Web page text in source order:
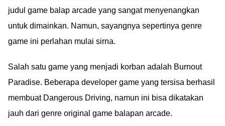
judul game balap arcade yang sangat menyenangkan
untuk dimainkan. Namun, sayangnya sepertinya genre
game ini perlahan mulai sirna.
Salah satu game yang menjadi korban adalah Burnout
Paradise. Beberapa developer game yang tersisa berhasil
membuat Dangerous Driving, namun ini bisa dikatakan
jauh dari genre original game balapan arcade.